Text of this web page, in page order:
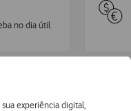
experiência digital,
no dia útil